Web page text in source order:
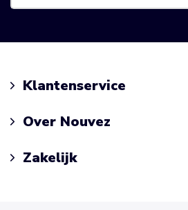
Klantenservice
Over Nouvez
Zakelijk